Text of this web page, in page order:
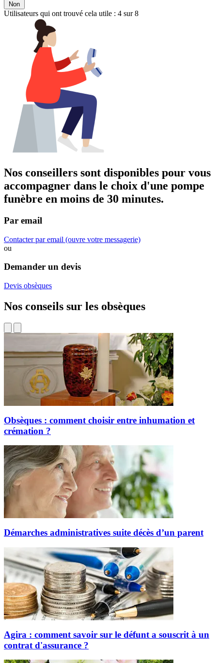
Non
Utilisateurs qui ont trouvé cela utile : 4 sur 8
Nos conseillers sont disponibles pour vous
accompagner dans le choix d'une pompe
funèbre en moins de 30 minutes.
Par email
Contacter par email (ouvre votre messagerie)
ou
Demander un devis
Devis obsèques
Nos conseils sur les obsèques
Obsèques : comment choisir entre inhumation et
crémation ?
Démarches administratives suite décès d’un parent
Agira : comment savoir sur le défunt a souscrit à un
contrat d'assurance ?